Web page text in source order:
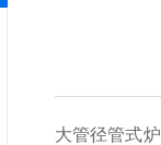
大管径管式